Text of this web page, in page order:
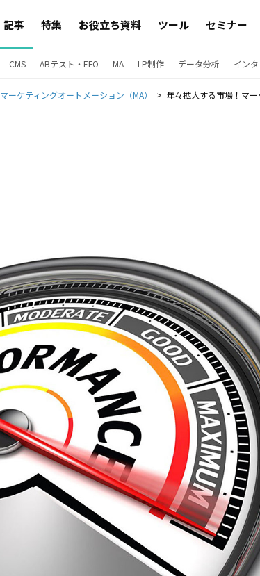
記事 特集 お役立ち資料 ツール セミナー
CMS ABテスト・EFO MA LP制作 データ分析 イン
マーケティングオートメーション（MA） 年々拡大する市場！マ